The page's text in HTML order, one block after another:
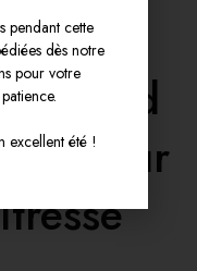
plus sur
pendant cette
dès notre
pour votre
excellent été !